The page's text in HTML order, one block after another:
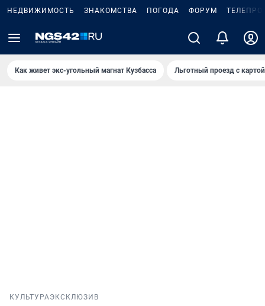
НЕДВИЖИМОСТЬ ЗНАКОМСТВА ПОГОДА ФОРУМ
Как живет экс-угольный магнат Кузбасса Льготный проезд с
КУЛЬТУРАЭКСКЛЮЗИВ